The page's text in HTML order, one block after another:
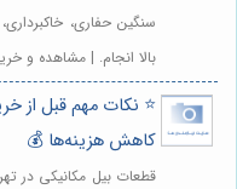
سنگین حفاری،
بالا انجام. | مشاهده و
⭐️ نکات مهم قبل از
کاهش هزینه‌ها 💰
قطعات بیل مکانیکی در